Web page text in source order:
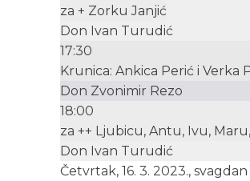
za + Zorku Janjić
Don Ivan Turudić
17:30
Krunica: Ankica Perić i Verka
Don Zvonimir Rezo
18:00
za ++ Ljubicu, Antu, Ivu,
Don Ivan Turudić
Četvrtak, 16. 3. 2023., svagdan